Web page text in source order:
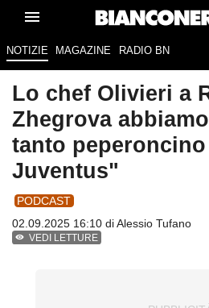
NOTIZIE MAGAZINE RADIO BN
Lo chef Olivieri a
Zhegrova
tanto
Juventus"
PODCAST
02.09.2025 16:10 diAlessio Tufano
VEDI LETTURE